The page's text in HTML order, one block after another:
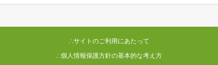
∴サイトのご利用にあたって
∴個人情報保護方針の基本的な考え方